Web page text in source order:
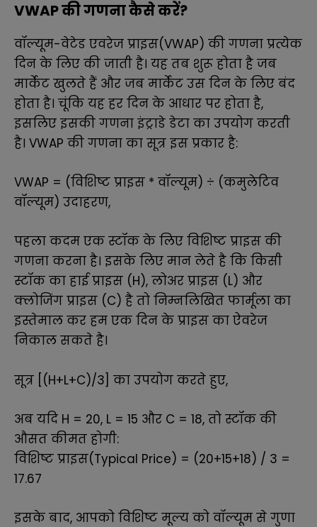
VWAP की गणना कैसे करें?
वॉल्यूम-वेटेड एवरेज प्राइस(VWAP) की गणना प्रत्येक
दिन के लिए की जाती है। यह तब शुरू होता है जब
मार्केट खुलते हैं और जब मार्केट उस दिन के लिए बंद
होता है। चूंकि यह हर दिन के आधार पर होता है,
इसलिए इसकी गणना इंट्राडे डेटा का उपयोग करती
है। VWAP की गणना का सूत्र इस प्रकार है:
VWAP = (विशिष्ट प्राइस * वॉल्यूम) ÷ (कमुलेटिव
वॉल्यूम) उदाहरण,
पहला कदम एक स्टॉक के लिए विशिष्ट प्राइस की
गणना करना है। इसके लिए मान लेते है कि किसी
स्टॉक का हाई प्राइस (H), लोअर प्राइस (L) और
क्लोजिंग प्राइस (C) है तो निम्नलिखित फार्मूला का
इस्तेमाल कर हम एक दिन के प्राइस का ऐवरेज
निकाल सकते है।
सूत्र [(H+L+C)/3] का उपयोग करते हुए,
अब यदि H = 20, L = 15 और C = 18, तो स्टॉक की
औसत कीमत होगी:
विशिष्ट प्राइस(Typical Price) = (20+15+18) / 3 =
17.67
इसके बाद, आपको विशिष्ट मूल्य को वॉल्यूम से गुणा